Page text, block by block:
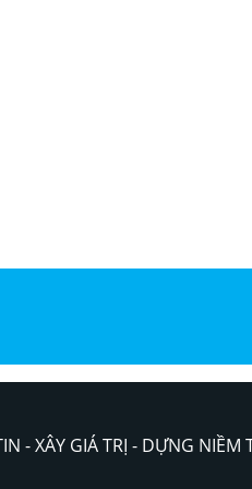
- XÂY GIÁ TRỊ - DỰNG NIỀM